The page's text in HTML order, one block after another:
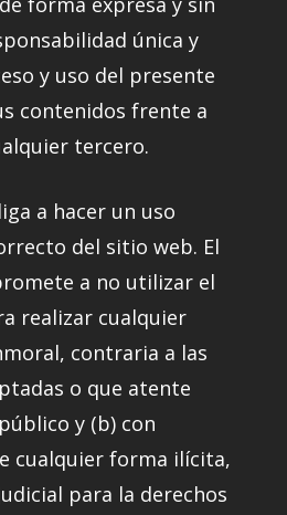
única y
y uso del presente
contenidos frente a
tercero.
a hacer un uso
del sitio web. El
a no utilizar el
realizar cualquier
contraria a las
o que atente
y (b) con
cualquier forma ilícita,
para la derechos